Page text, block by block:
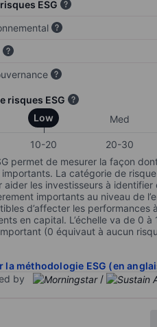
ESG
risques ESG
Low Med
10-20 20-30
permet de mesurer la façon
importants. La catégorie de
aider les investisseurs à
importants au niveau de
d’affecter les performances
en capital. L’échelle va de 0
(0 équivaut à aucun
la méthodologie ESG (en
by
/